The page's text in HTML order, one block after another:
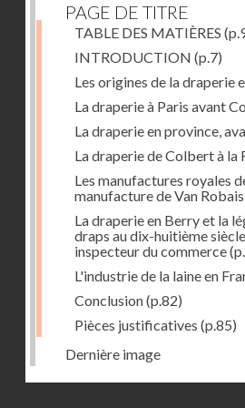
PAGE DE TITRE
TABLE DES MATIÈRES
INTRODUCTION (p.7)
Les origines de la draperie
La draperie à Paris avant
La draperie en province,
La draperie de Colbert à la
Les manufactures royales
manufacture de Van Robais
La draperie en Berry et la
draps au dix-huitième
inspecteur du commerce
L'industrie de la laine en
Conclusion(p.82)
Pièces justificatives (p.85)
Dernière image